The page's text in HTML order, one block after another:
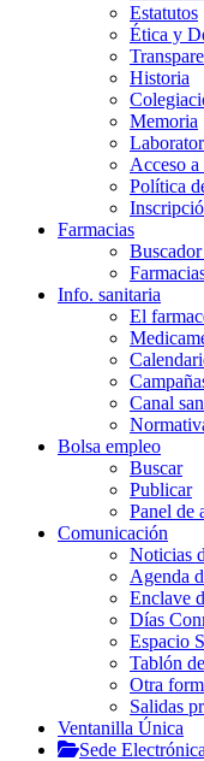
Estatutos
Ética y
Historia
Memoria
Acceso
Política
Farmacias
Info. sanitaria
El
Canal
Bolsa empleo
Buscar
Publicar
Panel de
Comunicación
Noticias
Agenda
Enclave
Días
Espacio
Tablón
Otra
Salidas
Ventanilla Única
Sede Electrónica